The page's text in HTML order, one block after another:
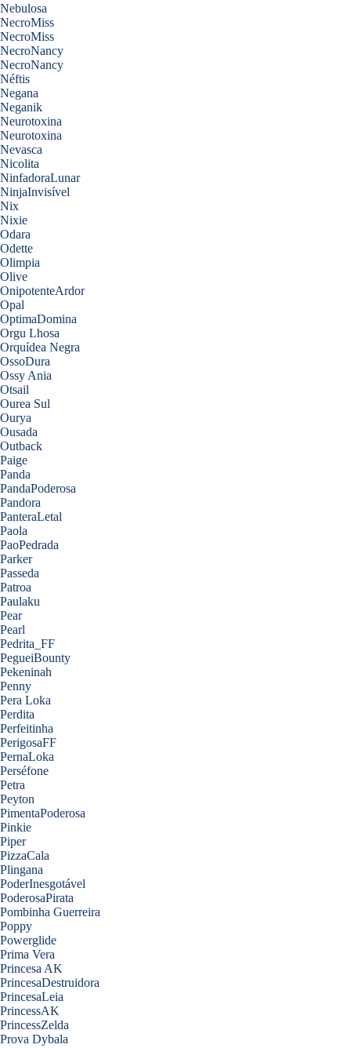
Nebulosa
NecroMiss
NecroMiss
NecroNancy
NecroNancy
Néftis
Negana
Neganik
Neurotoxina
Neurotoxina
Nevasca
Nicolita
NinfadoraLunar
NinjaInvisível
Nix
Nixie
Odara
Odette
Olimpia
Olive
OnipotenteArdor
Opal
OptimaDomina
Orgu Lhosa
Orquídea Negra
OssoDura
Ossy Ania
Otsail
Ourea Sul
Ourya
Ousada
Outback
Paige
Panda
PandaPoderosa
Pandora
PanteraLetal
Paola
PaoPedrada
Parker
Passeda
Patroa
Paulaku
Pear
Pearl
Pedrita_FF
PegueiBounty
Pekeninah
Penny
Pera Loka
Perdita
Perfeitinha
PerigosaFF
PernaLoka
Perséfone
Petra
Peyton
PimentaPoderosa
Pinkie
Piper
PizzaCala
Plingana
PoderInesgotável
PoderosaPirata
Pombinha Guerreira
Poppy
Powerglide
Prima Vera
Princesa AK
PrincesaDestruidora
PrincesaLeia
PrincessAK
PrincessZelda
Prova Dybala